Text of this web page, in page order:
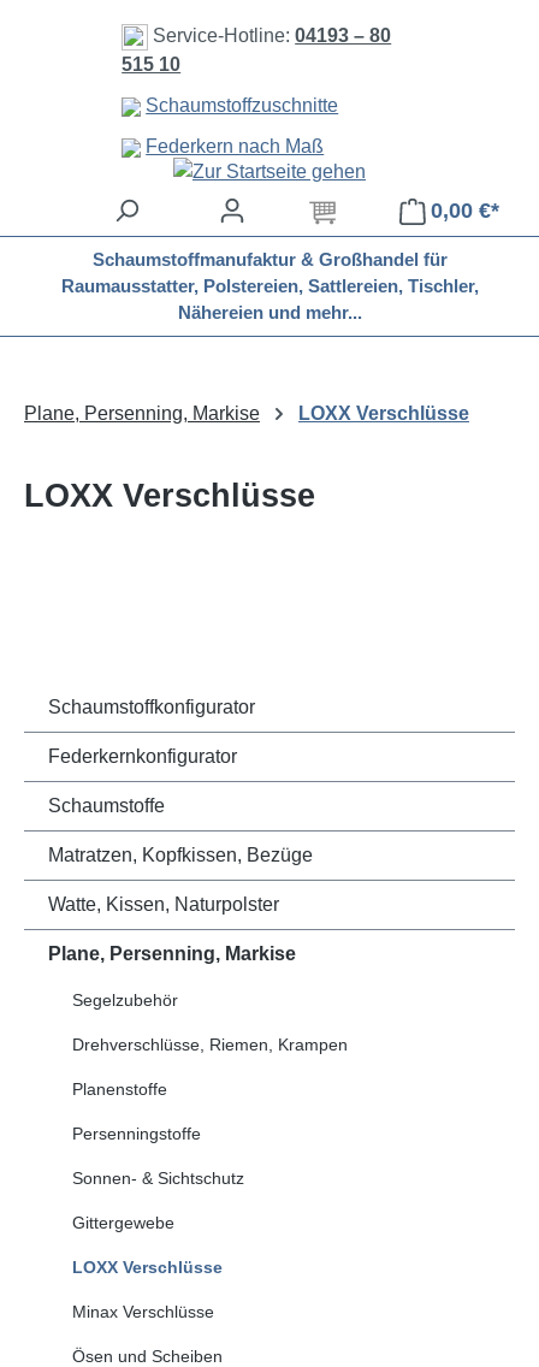
Zum Hauptinhalt springen
Service-Hotline:04193 – 80
515 10
Schaumstoffzuschnitte
Federkern nach Maß
0,00 €*
Schaumstoffmanufaktur & Großhandel für
Raumausstatter, Polstereien, Sattlereien, Tischler,
Nähereien und mehr...
Plane, Persenning, Markise LOXX Verschlüsse
LOXX Verschlüsse
Schaumstoffkonfigurator
Federkernkonfigurator
Schaumstoffe
Matratzen, Kopfkissen, Bezüge
Watte, Kissen, Naturpolster
Plane, Persenning, Markise
Segelzubehör
Drehverschlüsse, Riemen, Krampen
Planenstoffe
Persenningstoffe
Sonnen- & Sichtschutz
Gittergewebe
LOXX Verschlüsse
Minax Verschlüsse
Ösen und Scheiben